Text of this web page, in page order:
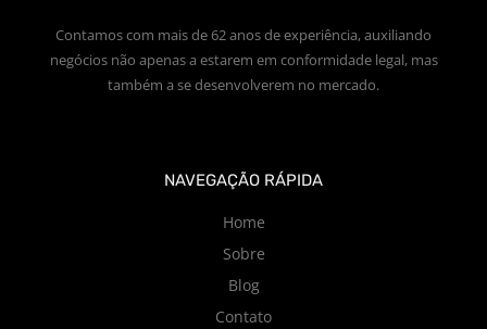
Contamos com mais de 62 anos de experiência, auxiliando
negócios não apenas a estarem em conformidade legal, mas
também a se desenvolverem no mercado.
NAVEGAÇÃO RÁPIDA
Home
Sobre
Blog
Contato